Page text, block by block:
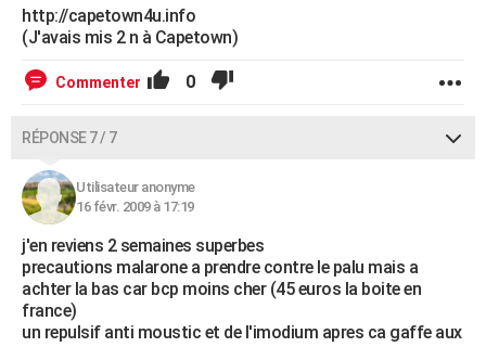
http://capetown4u.info
(J'avais mis 2 n à Capetown)
Commenter 0
RÉPONSE 7 / 7
Utilisateur anonyme
16 févr. 2009 à 17:19
j'en reviens 2 semaines superbes
precautions malarone a prendre contre le palu mais a
achter la bas car bcp moins cher (45 euros la boite en
france)
un repulsif anti moustic et de l'imodium apres ca gaffe aux